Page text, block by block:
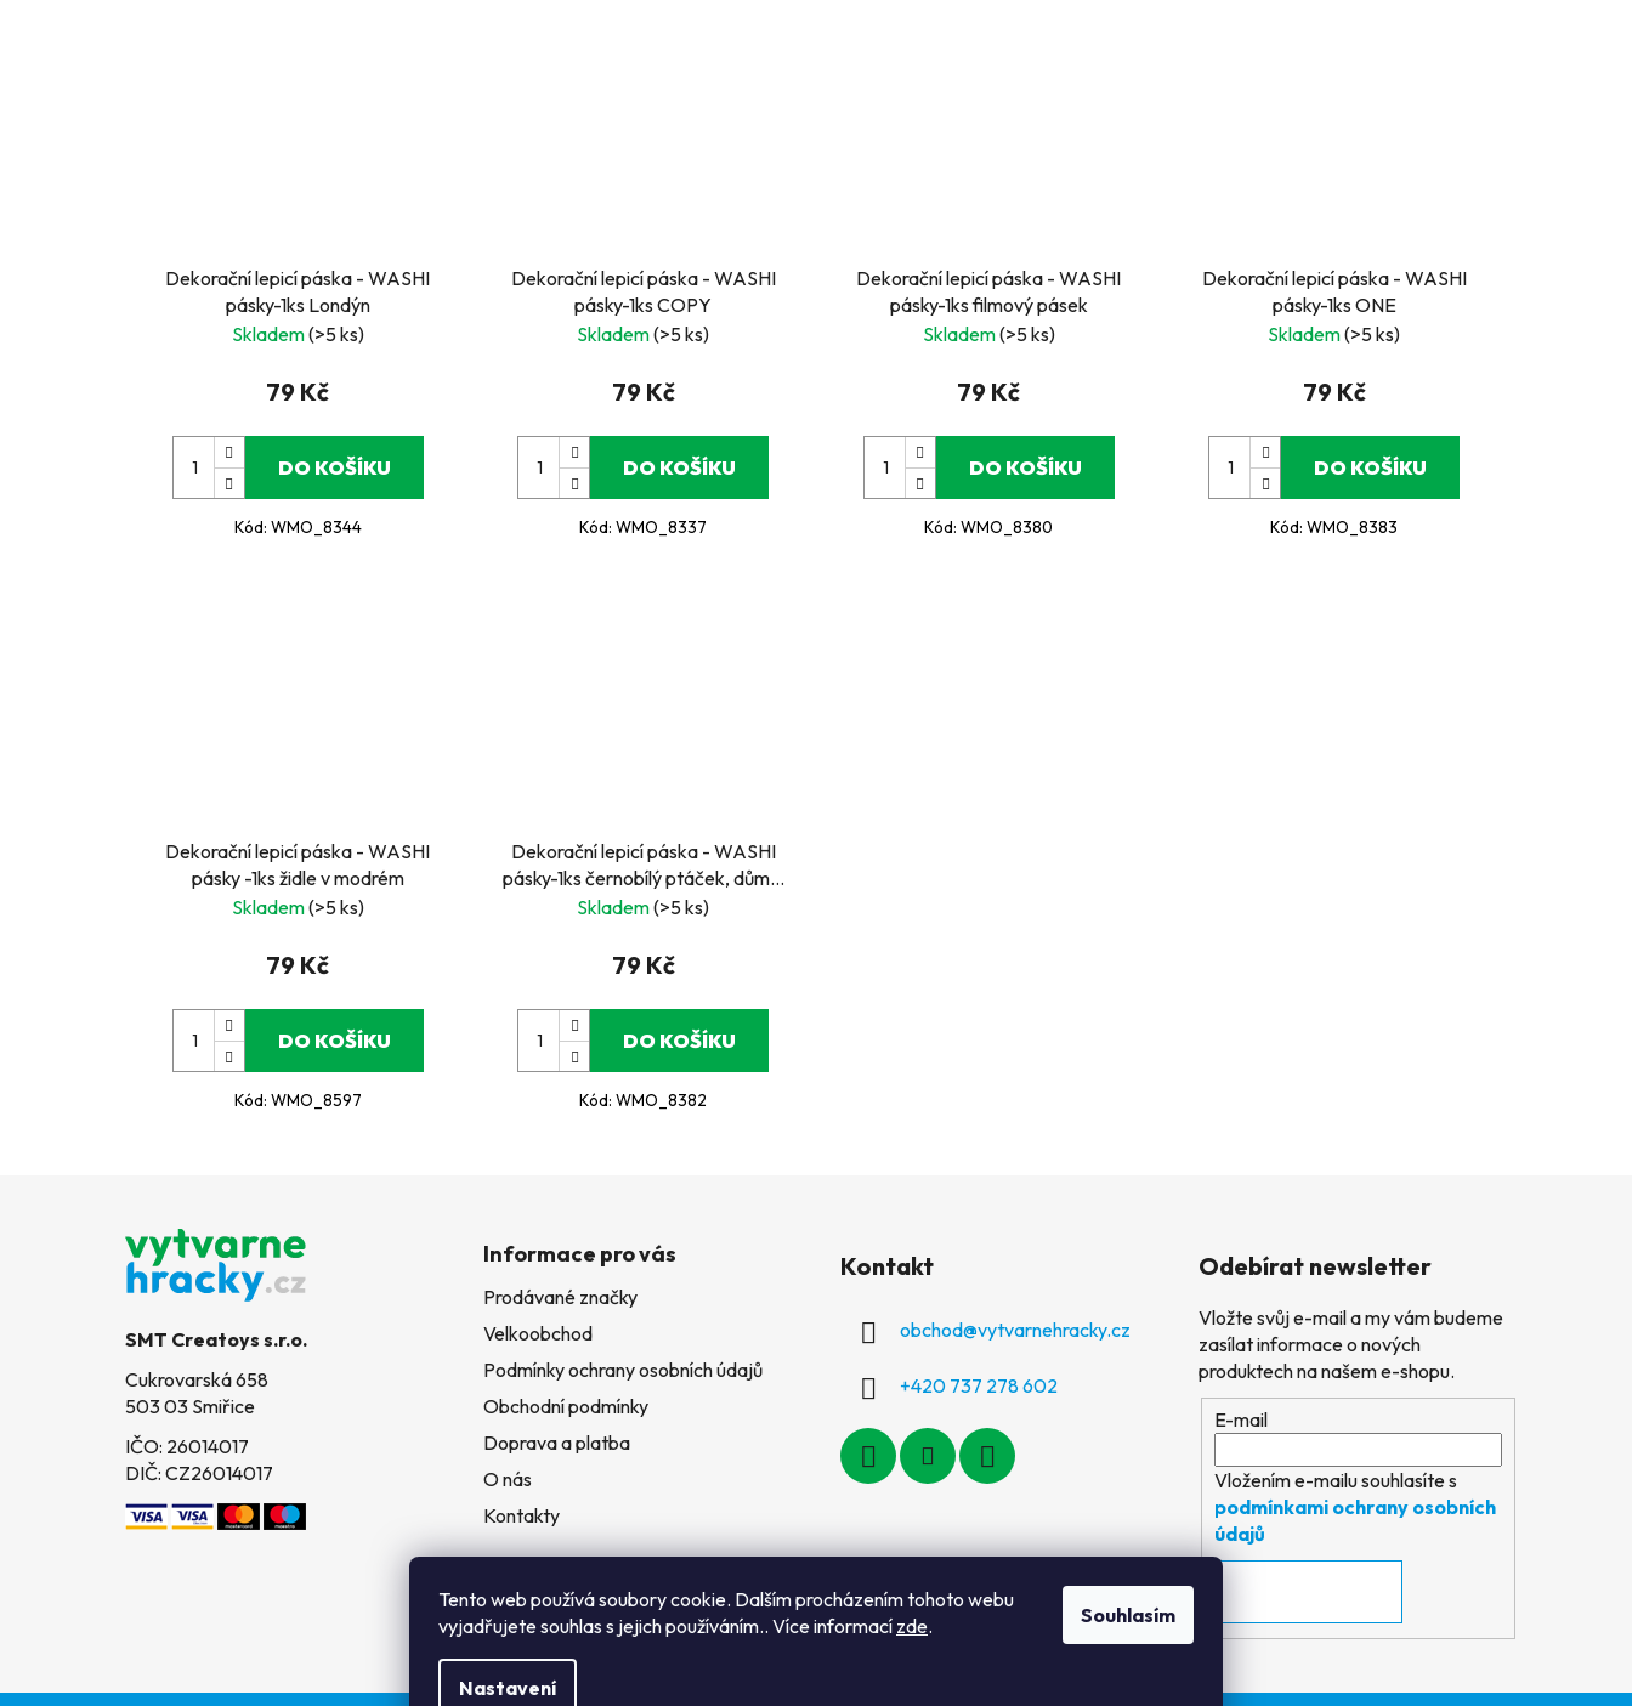
Tento web používá soubory cookie. Dalším procházením tohoto webu
vyjadřujete souhlas s jejich používáním.. Více informací zde.
Nastavení
Souhlasím
Dekorační lepicí páska - WASHI
pásky-1ks Londýn
Skladem(>5 ks)
79 Kč
DO KOŠÍKU
Kód: WMO_8344
Dekorační lepicí páska - WASHI
pásky-1ks COPY
Skladem(>5 ks)
79 Kč
DO KOŠÍKU
Kód:WMO_8337
Dekorační lepicí páska - WASHI
pásky-1ks filmový pásek
Skladem(>5 ks)
79 Kč
DO KOŠÍKU
Kód:WMO_8380
Dekorační lepicí páska - WASHI
pásky-1ks ONE
Skladem(>5 ks)
79 Kč
DO KOŠÍKU
Kód:WMO_8383
Dekorační lepicí páska - WASHI
pásky -1ks židle v modrém
Skladem(>5 ks)
79 Kč
DO KOŠÍKU
Kód: WMO_8597
Dekorační lepicí páska - WASHI
pásky-1ks černobílý ptáček, dům...
Skladem(>5 ks)
79 Kč
DO KOŠÍKU
Kód:WMO_8382
SMT Creatoys s.r.o.
Cukrovarská 658
503 03 Smiřice
IČO: 26014017
DIČ: CZ26014017
Informace pro vás
Prodávané značky
Velkoobchod
Podmínky ochrany osobních údajů
Obchodní podmínky
Doprava a platba
O nás
Kontakty
Kontakt
obchod@vytvarnehracky.cz
+420 737 278 602
Odebírat newsletter
Vložte svůj e-mail a my vám budeme
zasílat informace o nových
produktech na našem e-shopu.
E-mail
Vložením e-mailu souhlasíte s
podmínkami ochrany osobních
údajů